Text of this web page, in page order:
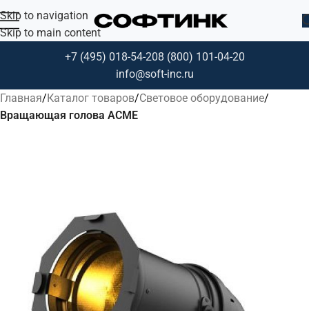
Skip to navigation
Skip to main content
+7 (495) 018-54-208 (800) 101-04-20
info@soft-inc.ru
Главная Каталог товаров Световое оборудование
Вращающая голова ACME